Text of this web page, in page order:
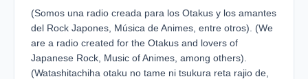
(Somos una radio creada para los Otakus y los amantes
del Rock Japones, Música de Animes, entre otros). (We
are a radio created for the Otakus and lovers of
Japanese Rock, Music of Animes, among others).
(Watashitachiha otaku no tame ni tsukura reta rajio de,